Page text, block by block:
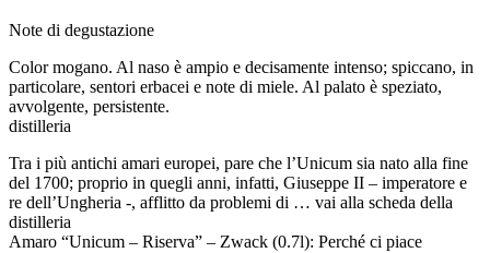
Note di degustazione
Color mogano. Al naso è ampio e decisamente intenso; spiccano, in
particolare, sentori erbacei e note di miele. Al palato è speziato,
avvolgente, persistente.
distilleria
Tra i più antichi amari europei, pare che l’Unicum sia nato alla fine
del 1700; proprio in quegli anni, infatti, Giuseppe II – imperatore e
re dell’Ungheria -, afflitto da problemi di … vai alla scheda della
distilleria
Amaro “Unicum – Riserva” – Zwack (0.7l): Perché ci piace